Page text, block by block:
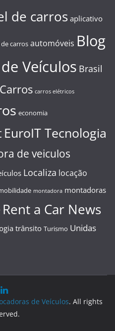
de carros aplicativo
carros automóveis Blog
Veículos Brasil
Carros carros elétricos
economia
EuroIT Tecnologia
de veiculos
Localiza locação
montadora montadoras
Rent a Car News
trânsito Turismo Unidas
de Veículos. All rights